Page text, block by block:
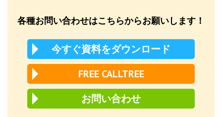
各種お問い合わせはこちらからお願いします！
今すぐ資料をダウンロード
FREE CALLTREE
お問い合わせ